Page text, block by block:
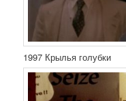
1997 Крылья голубки